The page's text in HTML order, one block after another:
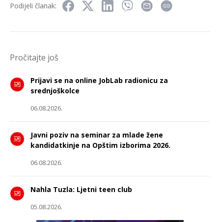
Podijeli članak:
Pročitajte još
Prijavi se na online JobLab radionicu za
srednjoškolce
06.08.2026.
Javni poziv na seminar za mlade žene
kandidatkinje na Opštim izborima 2026.
06.08.2026.
Nahla Tuzla: Ljetni teen club
05.08.2026.